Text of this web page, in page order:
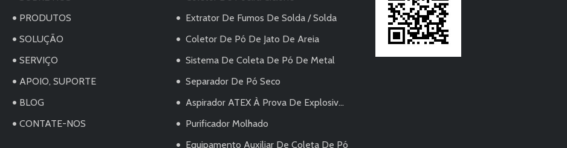
PRODUTOS
SOLUÇÃO
SERVIÇO
APOIO, SUPORTE
BLOG
CONTATE-NOS
Extrator De Fumos De Solda / Solda
Coletor De Pó De Jato De Areia
Sistema De Coleta De Pó De Metal
Separador De Pó Seco
Aspirador ATEX À Prova De Explosivos - Pneumático
Purificador Molhado
Equipamento Auxiliar De Coleta De Pó